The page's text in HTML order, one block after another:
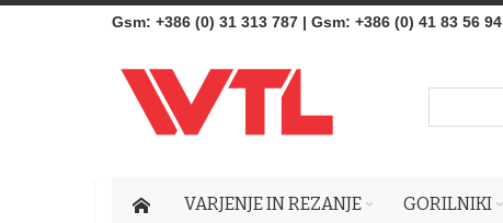
Gsm: +386 (0) 31 313 787 | Gsm: +386 (0) 41 83 56 94
VARJENJE IN REZANJE GORILNIKI